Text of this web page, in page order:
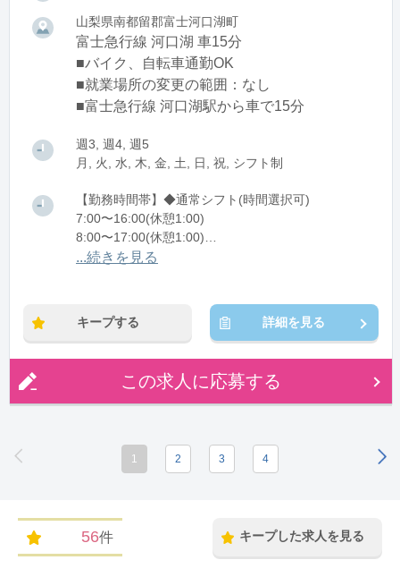
山梨県南都留郡富士河口湖町
富士急行線 河口湖 車15分
■バイク、自転車通勤OK
■就業場所の変更の範囲：なし
■富士急行線 河口湖駅から車で15分
週3, 週4, 週5
月, 火, 水, 木, 金, 土, 日, 祝, シフト制
【勤務時間帯】◆通常シフト(時間選択可)
7:00〜16:00(休憩1:00)
8:00〜17:00(休憩1:00)
12:00〜21:00(休憩1:00)
...続きを見る
キープする 詳細を見る
この求人に応募する
1 2 3 4
56件 キープした求人を見る